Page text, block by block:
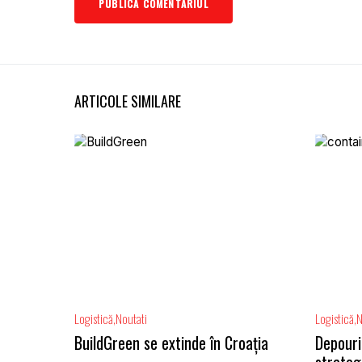
ARTICOLE SIMILARE
Logistică Noutati
BuildGreen se extinde în Croația
Logistică